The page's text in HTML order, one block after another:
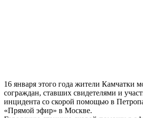
16 января этого года жители Камчатки
сограждан, ставших свидетелями и
инцидента со скорой помощью в
«Прямой эфир» в Москве.